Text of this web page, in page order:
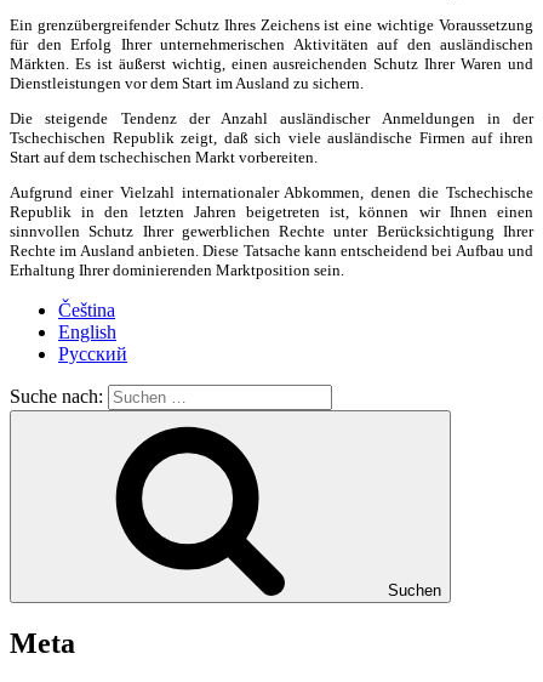
Ein grenzübergreifender Schutz Ihres Zeichens ist eine wichtige Voraussetzung
für den Erfolg Ihrer unternehmerischen Aktivitäten auf den ausländischen
Märkten. Es ist äußerst wichtig, einen ausreichenden Schutz Ihrer Waren und
Dienstleistungen vor dem Start im Ausland zu sichern.
Die steigende Tendenz der Anzahl ausländischer Anmeldungen in der
Tschechischen Republik zeigt, daß sich viele ausländische Firmen auf ihren
Start auf dem tschechischen Markt vorbereiten.
Aufgrund einer Vielzahl internationaler Abkommen, denen die Tschechische
Republik in den letzten Jahren beigetreten ist, können wir Ihnen einen
sinnvollen Schutz Ihrer gewerblichen Rechte unter Berücksichtigung Ihrer
Rechte im Ausland anbieten. Diese Tatsache kann entscheidend bei Aufbau und
Erhaltung Ihrer dominierenden Marktposition sein.
Čeština
English
Русский
Suche nach:
Suchen
Meta